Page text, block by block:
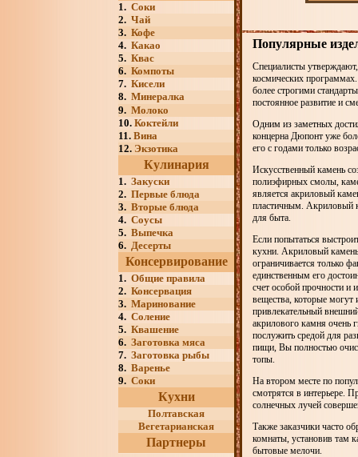
1. Соки
2. Чай
3. Кофе
4. Какао
5. Квас
6. Компоты
7. Кисели
8. Минералка
9. Молоко
10. Коктейли
11. Вина
12. Экзотика
Кулинария
1. Закуски
2. Первые блюда
3. Вторые блюда
4. Соусы
5. Выпечка
6. Десерты
Консервирование
1. Общие правила
2. Консервация
3. Маринование
4. Соление
5. Квашение
6. Заготовка мяса
7. Заготовка рыбы
8. Варенье
9. Соки
Кухни
Полтавская
Вегетарианская
Партнеры
Популярные
Специалисты
космических
более строгими
постоянное развитие и
Одним из заметных
концерна Дюпонт уже
его с годами только
Искусственный камень
полиэфирных смолы,
является акриловый
пластичным. Акриловый
для быта.
Если попытаться
кухни. Акриловый
ограничивается только
единственным его
счет особой прочности
вещества, которые могут
привлекательный
акрилового камня очень
послужить средой для
пищи, Вы полностью
топы.
На втором месте по
смотрятся в интерьере.
солнечных лучей
Также заказчики часто
комнаты, установив там
бытовые мелочи.